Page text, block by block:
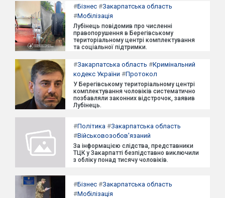
#Бізнес #Закарпатська область
#Мобілізація
Лубінець повідомив про численні
правопорушення в Берегівському
територіальному центрі комплектування
та соціальної підтримки.
#Закарпатська область #Кримінальний
кодекс України #Протокол
У Берегівському територіальному центрі
комплектування чоловіків систематично
позбавляли законних відстрочок, заявив
Лубінець.
#Політика #Закарпатська область
#Військовозобов'язаний
За інформацією слідства, представники
ТЦК у Закарпатті безпідставно виключили
з обліку понад тисячу чоловіків.
#Бізнес #Закарпатська область
#Мобілізація